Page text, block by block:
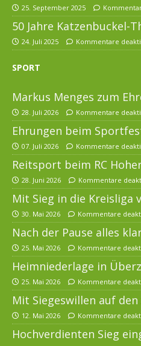
25. September 2025
50 Jahre Katzenbuckel-
24. Juli 2025 Kommentare
SPORT
Markus Menges zum
28. Juli 2026 Kommentare
Ehrungen beim
07. Juli 2026 Kommentare
Reitsport beim RC
28. Juni 2026 Kommentare
Mit Sieg in die Kreisliga
30. Mai 2026 Kommentare
Nach der Pause alles
25. Mai 2026 Kommentare
Heimniederlage in
25. Mai 2026 Kommentare
Mit Siegeswillen auf
12. Mai 2026 Kommentare
Hochverdienten Sieg